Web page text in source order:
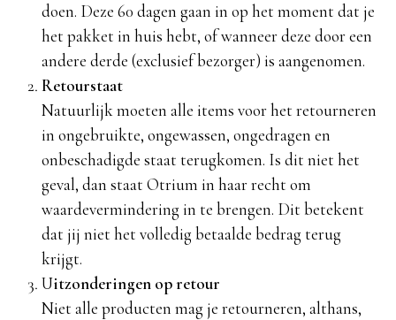
doen. Deze 60 dagen gaan in op het moment dat je
het pakket in huis hebt, of wanneer deze door een
andere derde (exclusief bezorger) is aangenomen.
Retourstaat
Natuurlijk moeten alle items voor het retourneren
in ongebruikte, ongewassen, ongedragen en
onbeschadigde staat terugkomen. Is dit niet het
geval, dan staat Otrium in haar recht om
waardevermindering in te brengen. Dit betekent
dat jij niet het volledig betaalde bedrag terug
krijgt.
Uitzonderingen op retour
Niet alle producten mag je retourneren, althans,